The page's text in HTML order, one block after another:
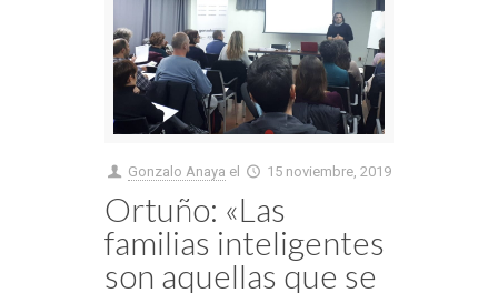
Gonzalo Anaya el 15 noviembre, 2019
Ortuño: «Las
familias inteligentes
son aquellas que se